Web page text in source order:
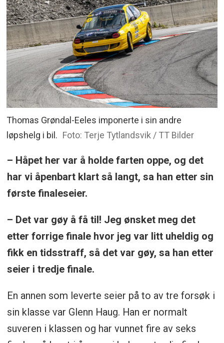
Thomas Grøndal-Eeles imponerte i sin andre
løpshelg i bil. Foto: Terje Tytlandsvik / TT Bilder
– Håpet her var å holde farten oppe, og det
har vi åpenbart klart så langt, sa han etter sin
første finaleseier.
– Det var gøy å få til! Jeg ønsket meg det
etter forrige finale hvor jeg var litt uheldig og
fikk en tidsstraff, så det var gøy, sa han etter
seier i tredje finale.
En annen som leverte seier på to av tre forsøk i
sin klasse var Glenn Haug. Han er normalt
suveren i klassen og har vunnet fire av seks